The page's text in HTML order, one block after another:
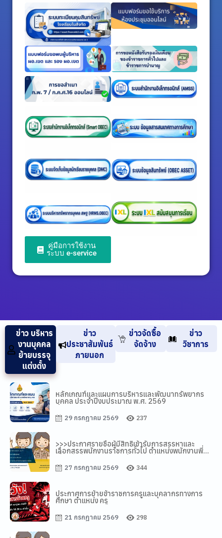
คู่มือการใช้งาน
ระบบ e-service
ข่าว บริหาร
งานบุคคล
ย้ายบรรจุ
แต่งตั้ง
ข่าว
ประชาสัมพันธ์
ภายนอก
ข่าวจัดซื้อ
จัดจ้าง
ข่าว
วิชาการ
หลักเกณฑ์และแผนการบริหารและพัฒนาทรัพยากร
บุคคล ประจำปีงบประมาณ พ.ศ. 2569
29 กรกฎาคม 2569 237
>>>ประกาศรายชื่อผู้มีสิทธิเข้ารับการสรรหาและ
เลือกสรรพนักงานราชการทั่วไป ตำแหน่งพนักงานพี่
เลี้ยง สังกัด สพป. ขอนแก่น เขต 2 ปี พ.ศ. 2569
27 กรกฎาคม 2569 344
ประกาศการย้ายข้าราชการครูและบุคลากรทางการ
ศึกษา ตำแหน่ง ครู
21 กรกฎาคม 2569 298